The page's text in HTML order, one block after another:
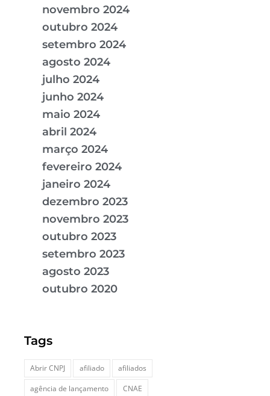
novembro 2024
outubro 2024
setembro 2024
agosto 2024
julho 2024
junho 2024
maio 2024
abril 2024
março 2024
fevereiro 2024
janeiro 2024
dezembro 2023
novembro 2023
outubro 2023
setembro 2023
agosto 2023
outubro 2020
Tags
Abrir CNPJ afiliado
afiliados
agência de lançamento
CNAE